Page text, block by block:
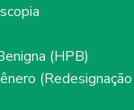
(HPB)
(Redesignação